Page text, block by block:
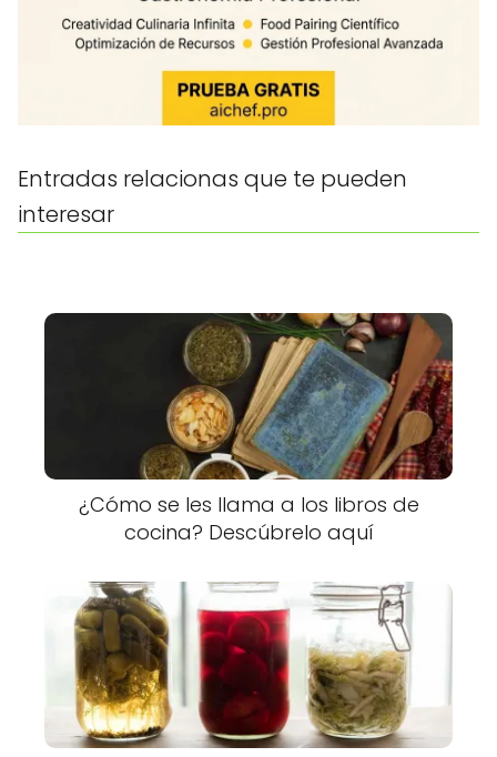
Entradas relacionas que te pueden
interesar
¿Cómo se les llama a los libros de
cocina? Descúbrelo aquí